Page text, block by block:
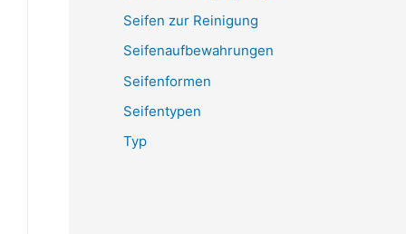
Seifen zur Reinigung
Seifenaufbewahrungen
Seifenformen
Seifentypen
Typ